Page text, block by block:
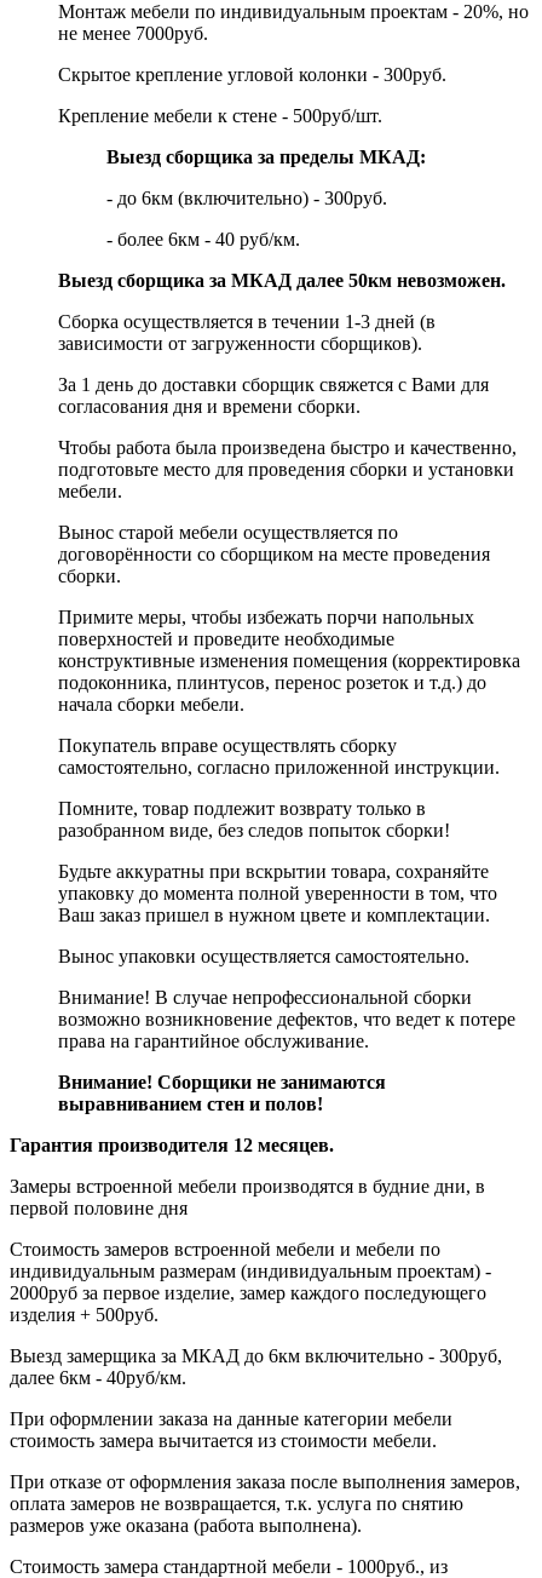
Монтаж мебели по индивидуальным проектам - 20%, но
не менее 7000руб.
Скрытое крепление угловой колонки - 300руб.
Крепление мебели к стене - 500руб/шт.
Выезд сборщика за пределы МКАД:
- до 6км (включительно) - 300руб.
- более 6км - 40 руб/км.
Выезд сборщика за МКАД далее 50км невозможен.
Сборка осуществляется в течении 1-3 дней (в
зависимости от загруженности сборщиков).
За 1 день до доставки сборщик свяжется с Вами для
согласования дня и времени сборки.
Чтобы работа была произведена быстро и качественно,
подготовьте место для проведения сборки и установки
мебели.
Вынос старой мебели осуществляется по
договорённости со сборщиком на месте проведения
сборки.
Примите меры, чтобы избежать порчи напольных
поверхностей и проведите необходимые
конструктивные изменения помещения (корректировка
подоконника, плинтусов, перенос розеток и т.д.) до
начала сборки мебели.
Покупатель вправе осуществлять сборку
самостоятельно, согласно приложенной инструкции.
Помните, товар подлежит возврату только в
разобранном виде, без следов попыток сборки!
Будьте аккуратны при вскрытии товара, сохраняйте
упаковку до момента полной уверенности в том, что
Ваш заказ пришел в нужном цвете и комплектации.
Вынос упаковки осуществляется самостоятельно.
Внимание! В случае непрофессиональной сборки
возможно возникновение дефектов, что ведет к потере
права на гарантийное обслуживание.
Внимание! Сборщики не занимаются
выравниванием стен и полов!
Гарантия производителя 12 месяцев.
Замеры встроенной мебели производятся в будние дни, в
первой половине дня
Стоимость замеров встроенной мебели и мебели по
индивидуальным размерам (индивидуальным проектам) -
2000руб за первое изделие, замер каждого последующего
изделия + 500руб.
Выезд замерщика за МКАД до 6км включительно - 300руб,
далее 6км - 40руб/км.
При оформлении заказа на данные категории мебели
стоимость замера вычитается из стоимости мебели.
При отказе от оформления заказа после выполнения замеров,
оплата замеров не возвращается, т.к. услуга по снятию
размеров уже оказана (работа выполнена).
Стоимость замера стандартной мебели - 1000руб., из